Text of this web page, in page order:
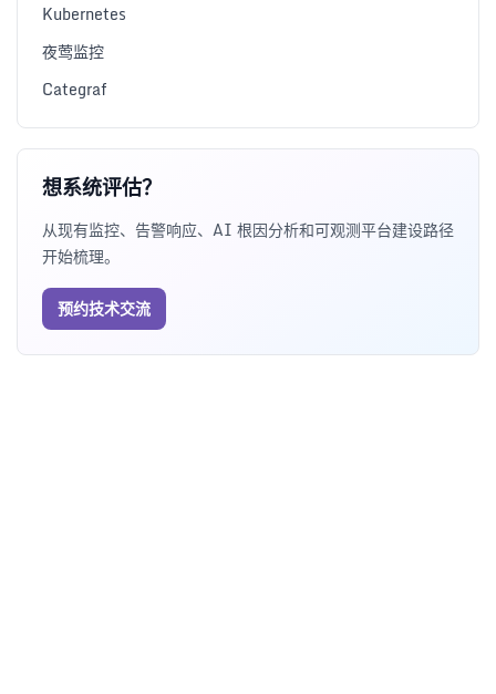
Kubernetes
夜莺监控
Categraf
想系统评估？
从现有监控、告警响应、AI 根因分析和可观测平台建设路径
开始梳理。
预约技术交流